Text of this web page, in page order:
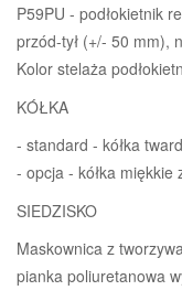
P59PU - podłokietnik
przód-tył (+/- 50 mm),
Kolor stelaża
KÓŁKA
- standard - kółka
- opcja - kółka miękkie
SIEDZISKO
Maskownica z
pianka poliuretanowa